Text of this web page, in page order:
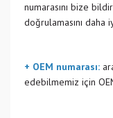
numarasını bize
doğrulamasını daha
+ OEM numarası:
edebilmemiz için